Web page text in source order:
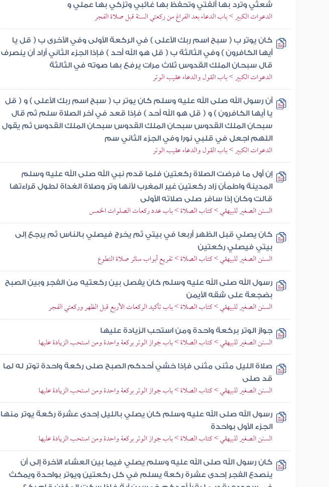
شعثي وترد بها ألفتي وتحفظ بها غائبي وتزكي بها عملي و
الدعوات الكبير > باب الدعاء بعد الفراغ من ركعتي السنة قبل صلاة الفجر
كان يوتر ب ( سبح اسم ربك الأعلى ) في الركعة الأولى وفي الأخرى ب ( قل يا
أيها الكافرون ) وفي الثالثة ب ( قل هو الله أحد ) فإذا الجزء الثاني أراد أن ينصرف
قال سبحان الملك القدوس ثلاث مرات يرفع بها صوته في الثالثة
الدعوات الكبير > باب القول والدعاء عقيب الوتر
أن رسول الله صلى الله عليه وسلم كان يوتر ب ( سبح اسم ربك الأعلى ) و ( قل
يا أيها الكافرون ) و ( قل هو الله أحد ) فإذا قعد في آخر الصلاة سلم ثم قال
سبحان الملك القدوس سبحان الملك القدوس سبحان الملك القدوس ثم يقول
اللهم اجعل في قلبي نورا وفي الجزء الثاني سم
الدعوات الكبير > باب القول والدعاء عقيب الوتر
إن أول ما فرضت الصلاة ركعتين فلما قدم نبي الله صلى الله عليه وسلم
المدينة واطمأن زاد ركعتين غير المغرب لأنها وتر وصلاة الغداة لطول قراءتها
قالت وكان إذا سافر صلى صلاته الأولى
السنن الصغير للبيهقي > كتاب الصلاة > باب عدد ركعات الصلوات الخمس
كان يصلي قبل الظهر أربعا في بيتي ثم يخرج فيصلي بالناس ثم يرجع إلى
بيتي فيصلي ركعتين
السنن الصغير للبيهقي > كتاب الصلاة > تفريع أبواب سائر صلاة التطوع
رسول الله صلى الله عليه وسلم كان يفصل بين ركعتيه من الفجر وبين الصبح
بضجعة على شقه الأيمن
السنن الصغير للبيهقي > كتاب الصلاة > باب تأكيد الركعات الأربع قبل الظهر وركعتي الفجر
جواز الوتر بركعة واحدة ومن استحب الزيادة عليها
السنن الصغير للبيهقي > كتاب الصلاة > باب جواز الوتر بركعة واحدة ومن استحب الزيادة عليها
صلاة الليل مثنى مثنى فإذا خشي أحدكم الصبح صلى ركعة واحدة توتر له لما
قد صلى
السنن الصغير للبيهقي > كتاب الصلاة > باب جواز الوتر بركعة واحدة ومن استحب الزيادة عليها
رسول الله صلى الله عليه وسلم كان يصلي بالليل إحدى عشرة ركعة يوتر منها
الجزء الأول بواحدة
السنن الصغير للبيهقي > كتاب الصلاة > باب جواز الوتر بركعة واحدة ومن استحب الزيادة عليها
كان رسول الله صلى الله عليه وسلم يصلي فيما بين العشاء الآخرة إلى أن
ينصدع الفجر إحدى عشرة ركعة يسلم في كل ركعتين ويوتر بواحدة ويمكث